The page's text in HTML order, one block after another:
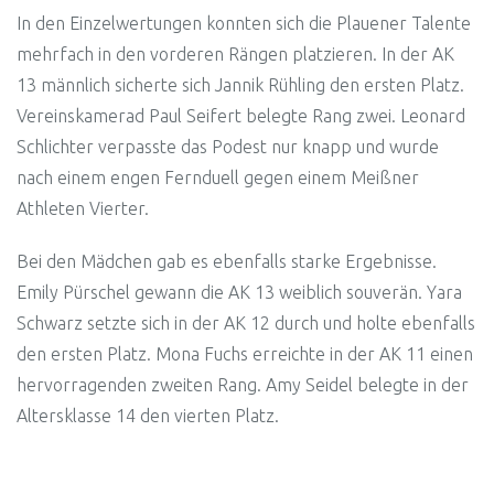
In den Einzelwertungen konnten sich die Plauener Talente
mehrfach in den vorderen Rängen platzieren. In der AK
13 männlich sicherte sich Jannik Rühling den ersten Platz.
Vereinskamerad Paul Seifert belegte Rang zwei. Leonard
Schlichter verpasste das Podest nur knapp und wurde
nach einem engen Fernduell gegen einem Meißner
Athleten Vierter.
Bei den Mädchen gab es ebenfalls starke Ergebnisse.
Emily Pürschel gewann die AK 13 weiblich souverän. Yara
Schwarz setzte sich in der AK 12 durch und holte ebenfalls
den ersten Platz. Mona Fuchs erreichte in der AK 11 einen
hervorragenden zweiten Rang. Amy Seidel belegte in der
Altersklasse 14 den vierten Platz.